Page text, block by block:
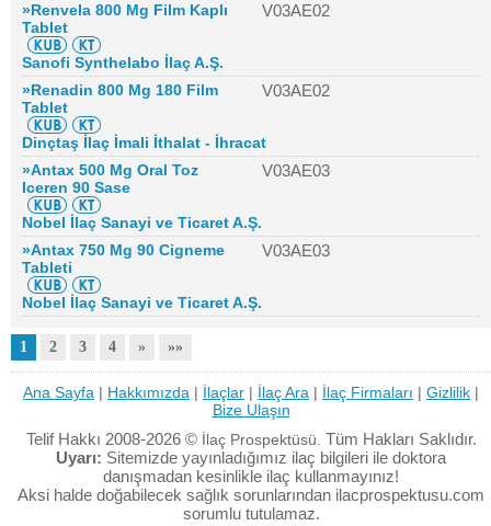
»Renvela 800 Mg Film Kaplı
Tablet
V03AE02
Sanofi Synthelabo İlaç A.Ş.
»Renadin 800 Mg 180 Film
Tablet
V03AE02
Dinçtaş İlaç İmali İthalat - İhracat
»Antax 500 Mg Oral Toz
Iceren 90 Sase
V03AE03
Nobel İlaç Sanayi ve Ticaret A.Ş.
»Antax 750 Mg 90 Cigneme
Tableti
V03AE03
Nobel İlaç Sanayi ve Ticaret A.Ş.
1 2 3 4 » »»
Ana Sayfa | Hakkımızda | İlaçlar | İlaç Ara | İlaç Firmaları | Gizlilik |
Bize Ulaşın
Telif Hakkı 2008-2026 © İlaç Prospektüsü. Tüm Hakları Saklıdır.
Uyarı: Sitemizde yayınladığımız ilaç bilgileri ile doktora
danışmadan kesinlikle ilaç kullanmayınız!
Aksi halde doğabilecek sağlık sorunlarından ilacprospektusu.com
sorumlu tutulamaz.